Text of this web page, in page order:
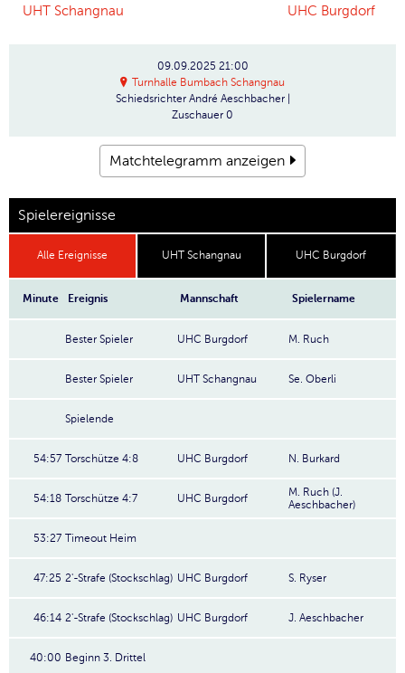
UHT Schangnau UHC Burgdorf
09.09.2025 21:00
Turnhalle Bumbach Schangnau
Schiedsrichter André Aeschbacher |
Zuschauer 0
Matchtelegramm anzeigen
Spielereignisse
Alle Ereignisse UHT Schangnau UHC Burgdorf
Minute Ereignis Mannschaft Spielername
Bester Spieler UHC Burgdorf M. Ruch
Bester Spieler UHT Schangnau Se. Oberli
Spielende
54:57 Torschütze 4:8 UHC Burgdorf N. Burkard
54:18 Torschütze 4:7 UHC Burgdorf
M. Ruch (J.
Aeschbacher)
53:27 Timeout Heim
47:25 2'-Strafe (Stockschlag) UHC Burgdorf S. Ryser
46:14 2'-Strafe (Stockschlag) UHC Burgdorf J. Aeschbacher
40:00 Beginn 3. Drittel